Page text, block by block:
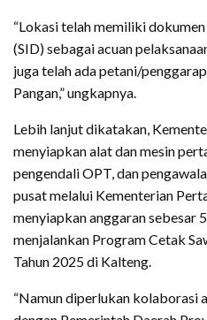
“Lokasi telah memiliki
(SID) sebagai acuan
juga telah ada petani/
Pangan,” ungkapnya.
Lebih lanjut dikatakan,
menyiapkan alat dan mesin
pengendali OPT, dan
pusat melalui Kementerian
menyiapkan anggaran sebesar
menjalankan Program Cetak
Tahun 2025 di Kalteng.
“Namun diperlukan kolaborasi